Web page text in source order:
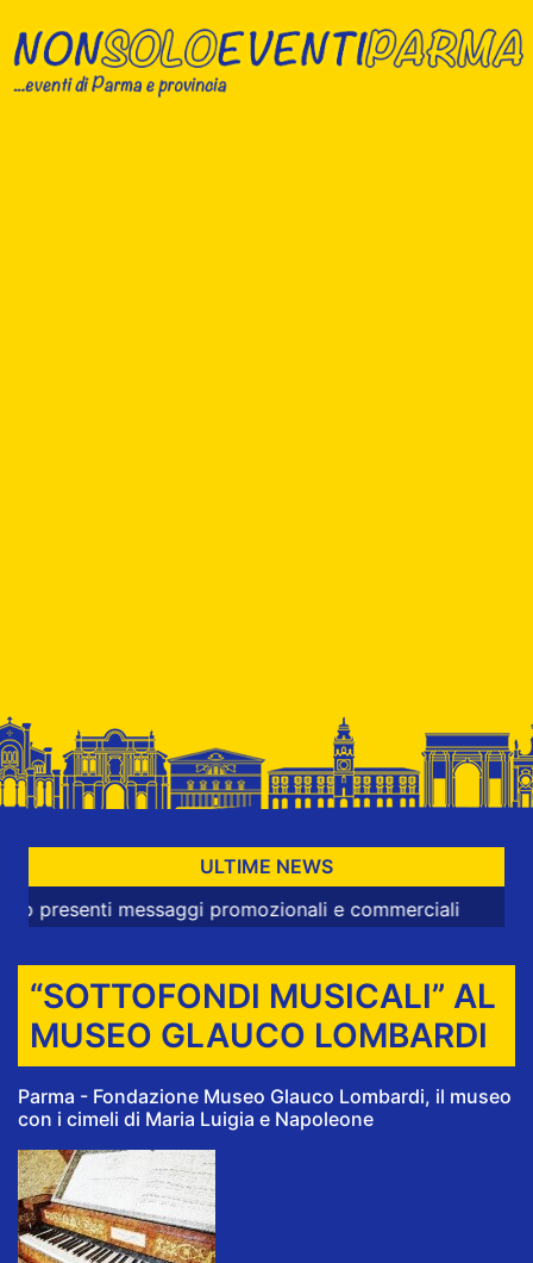
ULTIME NEWS
messaggi promozionali e commerciali
“SOTTOFONDI MUSICALI” AL
MUSEO GLAUCO LOMBARDI
Parma - Fondazione Museo Glauco Lombardi, il museo
con i cimeli di Maria Luigia e Napoleone